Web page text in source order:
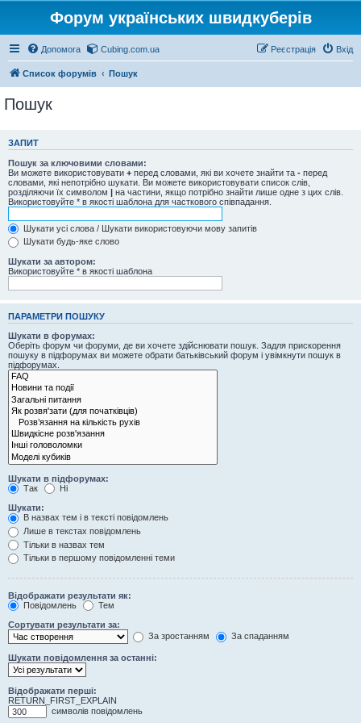
Форум українських швидкуберів
Допомога Cubing.com.ua Вхід
Реєстрація
Список форумів Пошук
Пошук
ЗАПИТ
Пошук за ключовими словами:
Ви можете використовувати + перед словами, які ви хочете знайти та - перед
словами, які непотрібно шукати. Ви можете використовувати список слів,
розділяючи їх символом | на частини, якщо потрібно знайти лише одне з цих слів.
Використовуйте * в якості шаблона для часткового співпадання.
Шукати усі слова / Шукати використовуючи мову запитів
Шукати будь-яке слово
Шукати за автором:
Використовуйте * в якості шаблона
ПАРАМЕТРИ ПОШУКУ
Шукати в форумах:
Оберіть форум чи форуми, де ви хочете здійснювати пошук. Задля прискорення
пошуку в підфорумах ви можете обрати батьківський форум і увімкнути пошук в
підфорумах.
Шукати в підфорумах:
Так
Ні
Шукати:
В назвах тем і в тексті повідомлень
Лише в текстах повідомлень
Тільки в назвах тем
Тільки в першому повідомленні теми
Відображати результати як:
Повідомлень
Тем
Сортувати результати за:
За зростанням
За спаданням
Шукати повідомлення за останні:
Відображати перші:
RETURN_FIRST_EXPLAIN
символів повідомлень